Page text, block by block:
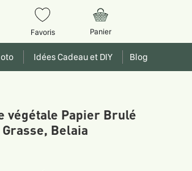
Favoris Panier
Idées Cadeau et DIY Blog
végétale Papier Brulé
Belaia